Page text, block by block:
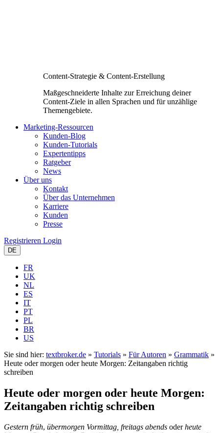
Content-Strategie & Content-Erstellung
Maßgeschneiderte Inhalte zur Erreichung deiner
Content-Ziele in allen Sprachen und für unzählige
Themengebiete.
Marketing-Ressourcen
Kunden-Blog
Kunden-Tutorials
Expertentipps
Ratgeber
News
Über uns
Kontakt
Über das Unternehmen
Karriere
Kunden
Presse
Registrieren Login
DE
FR
UK
NL
ES
IT
PT
PL
BR
US
Sie sind hier: textbroker.de » Tutorials » Für Autoren » Grammatik »
Heute oder morgen oder heute Morgen: Zeitangaben richtig
schreiben
Heute oder morgen oder heute Morgen:
Zeitangaben richtig schreiben
Gestern früh, übermorgen Vormittag, freitags abends oderheute